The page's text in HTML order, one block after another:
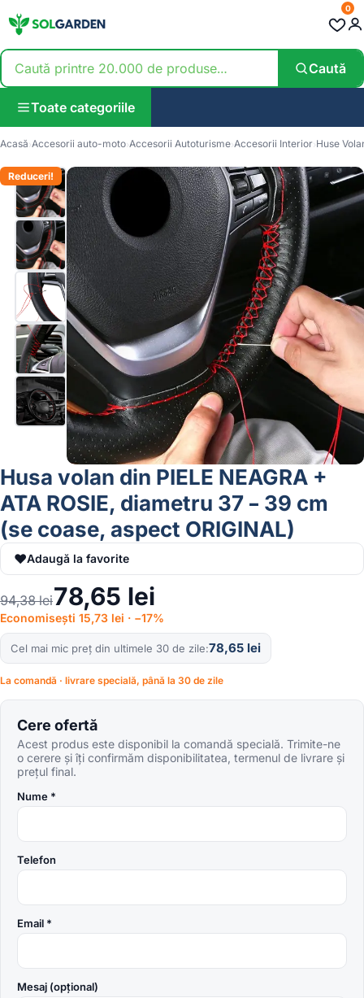
Caută
0
Toate categoriile
Acasă Accesorii auto-moto Accesorii Autoturisme Accesorii Interior Huse
Reduceri!
Husa volan din PIELE NEAGRA +
ATA ROSIE, diametru 37 – 39 cm
(se coase, aspect ORIGINAL)
♥Adaugă la favorite
94,38lei78,65 lei
Economisești 15,73 lei · −17%
Cel mai mic preț din ultimele 30 de zile 78,65 lei
La comandă · livrare specială, până la 30 de zile
Cere ofertă
Acest produs este disponibil la comandă specială. Trimite-ne
o cerere și îți confirmăm disponibilitatea, termenul de livrare și
prețul final.
Nume *
Telefon
Email *
Mesaj (opțional)